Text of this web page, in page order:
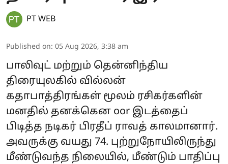
PT WEB
Published on: 05 Aug 2026, 3:38 am
பாலிவுட் மற்றும் தென்னிந்திய
திரையுலகில் வில்லன்
கதாபாத்திரங்கள் மூலம் ரசிகர்களின்
மனதில் தனக்கென oor இடத்தைப்
பிடித்த நடிகர் பிரதீப் ராவத் காலமானார்.
அவருக்கு வயது 74. புற்றுநோயிலிருந்து
மீண்டுவந்த நிலையில், மீண்டும் பாதிப்பு